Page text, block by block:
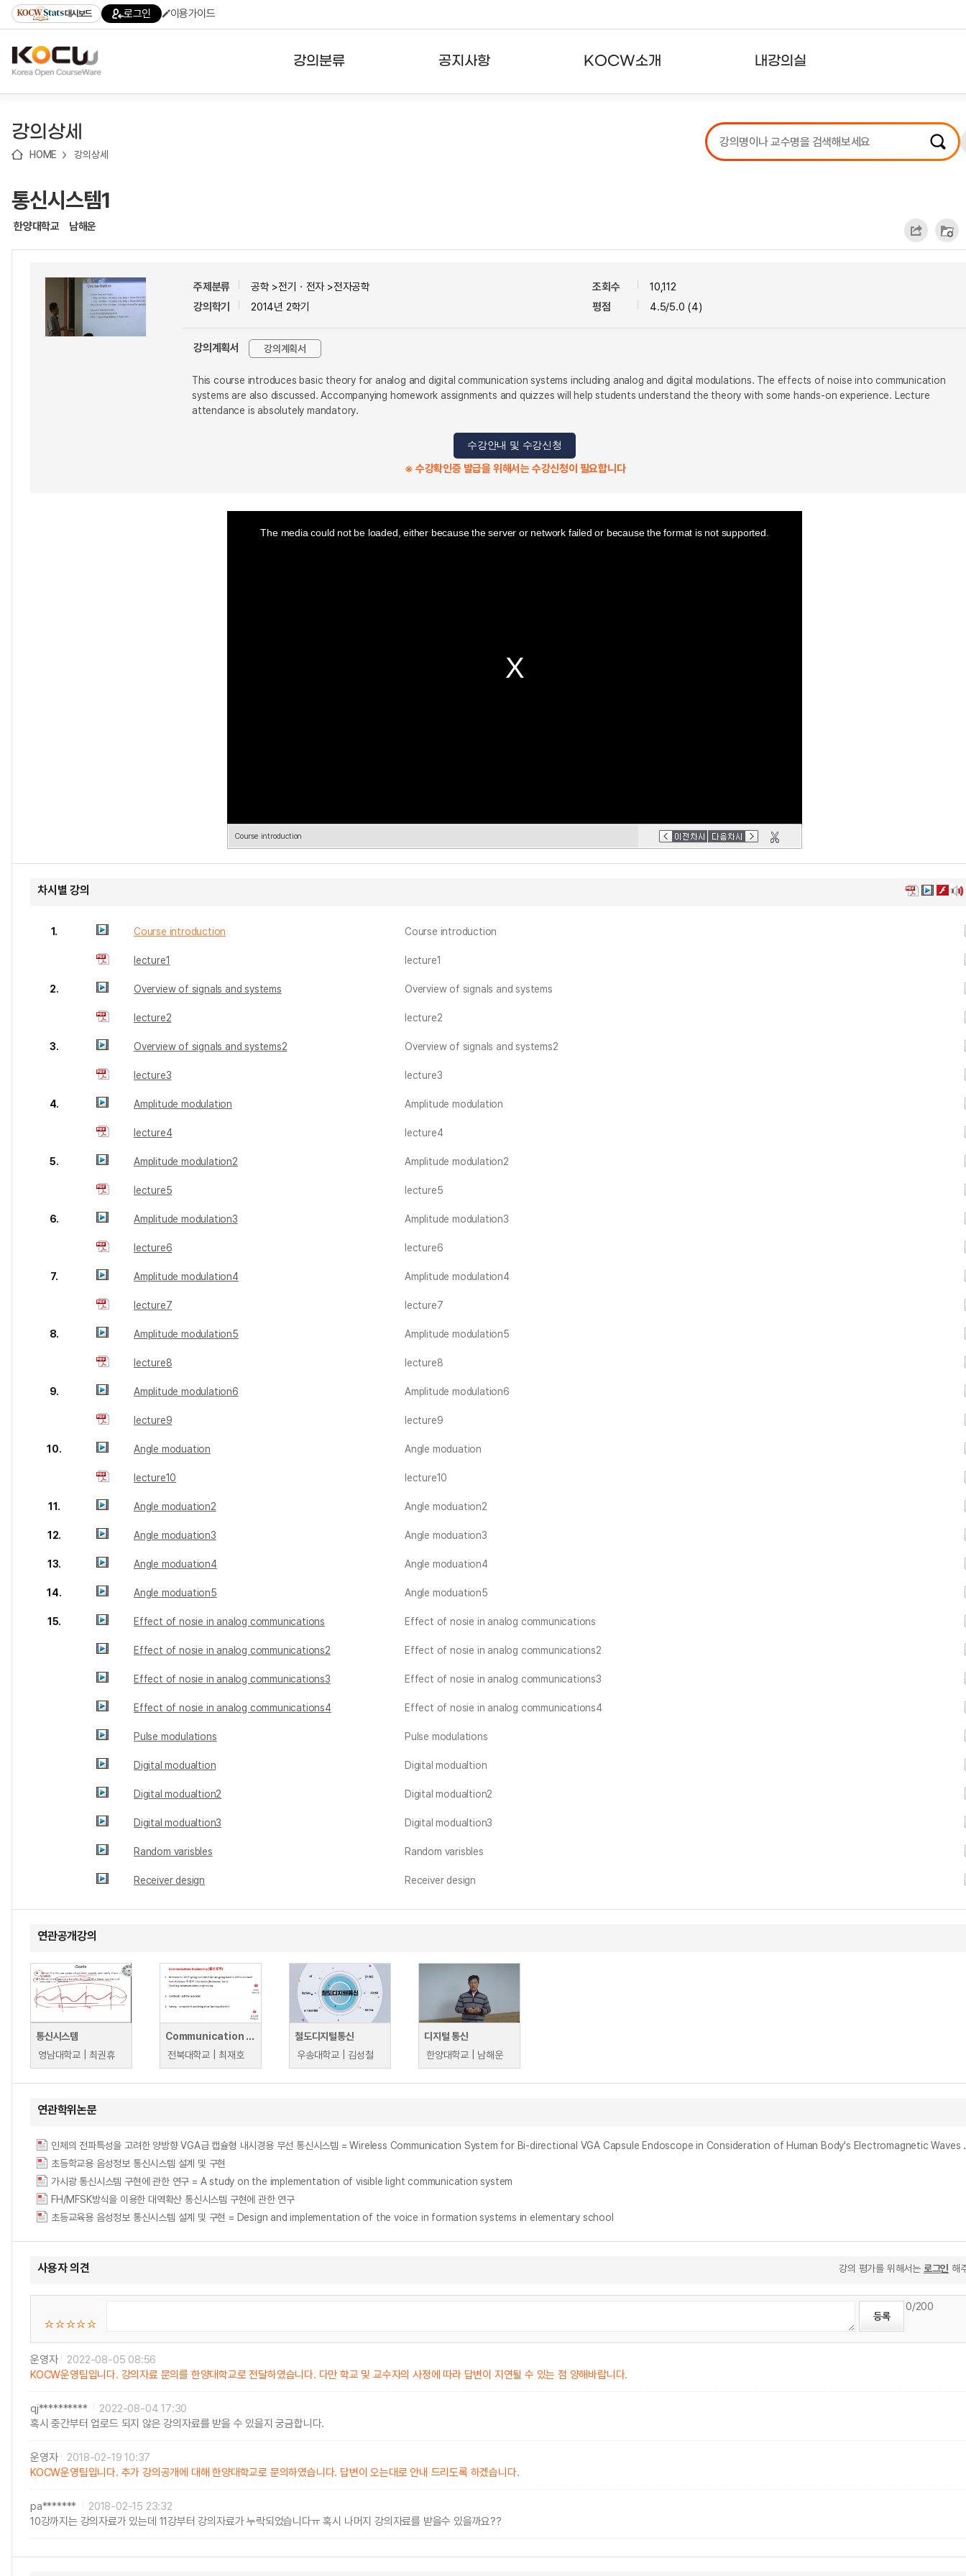
기
기
기
content)
가
대시보드 로그인 이용가이드
강의분류 공지사항 KOCW소개 내강의실
강의리스트
수강확인증강의
강의상세
HOME 강의상세
통신시스템1
한양대학교 남해운
주제분류
공학 >전기ㆍ전자 >전자공학
강의학기
2014년 2학기
조회수
10,112
평점
4.5/5.0 (4)
강의계획서 강의계획서
This course introduces basic theory for analog and digital communication systems including analog and digital modulations. The effects of noise into communication
systems are also discussed. Accompanying homework assignments and quizzes will help students understand the theory with some hands-on experience. Lecture
attendance is absolutely mandatory.
수강안내 및 수강신청
※ 수강확인증 발급을 위해서는 수강신청이 필요합니다
The media could not be loaded, either because the server or network failed or because the format is not supported.
Course introduction
차시별 강의
1. Course introduction Course introduction
lecture1 lecture1
2. Overview of signals and systems Overview of signals and systems
lecture2 lecture2
3. Overview of signals and systems2 Overview of signals and systems2
lecture3 lecture3
4. Amplitude modulation Amplitude modulation
lecture4 lecture4
5. Amplitude modulation2 Amplitude modulation2
lecture5 lecture5
6. Amplitude modulation3 Amplitude modulation3
lecture6 lecture6
7. Amplitude modulation4 Amplitude modulation4
lecture7 lecture7
8. Amplitude modulation5 Amplitude modulation5
lecture8 lecture8
9. Amplitude modulation6 Amplitude modulation6
lecture9 lecture9
10. Angle moduation Angle moduation
lecture10 lecture10
11. Angle moduation2 Angle moduation2
12. Angle moduation3 Angle moduation3
13. Angle moduation4 Angle moduation4
14. Angle moduation5 Angle moduation5
15. Effect of nosie in analog communications Effect of nosie in analog communications
Effect of nosie in analog communications2 Effect of nosie in analog communications2
Effect of nosie in analog communications3 Effect of nosie in analog communications3
Effect of nosie in analog communications4 Effect of nosie in analog communications4
Pulse modulations Pulse modulations
Digital modualtion Digital modualtion
Digital modualtion2 Digital modualtion2
Digital modualtion3 Digital modualtion3
Random varisbles Random varisbles
Receiver design Receiver design
연관공개강의
통신시스템
영남대학교 | 최권휴
Communication Systems (통신시스템)
전북대학교 | 최재호
철도디지털통신
우송대학교 | 김성철
디지털 통신
한양대학교 | 남해운
연관학위논문
인체의 전파특성을 고려한 양방향 VGA급 캡
초등학교용 음성정보 통신시스템 설계 및 구현
가시광 통신시스템 구현에 관한 연구 = A study on the implementation of visible light communication system
FH/MFSK방식을 이용한 대역확산 통신시스템 구현에 관한 연구
초등교육용 음성정보 통신시스템 설계 및 구현 = Design and implementation of the voice in formation systems in elementary school
사용자 의견 강의 평가를 위해서는 로그인 해
0/200
운영자
2022-08-05 08:56
KOCW운영팀입니다. 강의자료 문의를 한양대학교로 전달하였습니다. 다만 학교 및 교수자의 사정에 따라 답변이 지연될 수 있는 점 양해바랍니다.
qj**********
2022-08-04 17:30
혹시 중간부터 업로드 되지 않은 강의자료를 받을 수 있을지 궁금합니다.
운영자
2018-02-19 10:37
KOCW운영팀입니다. 추가 강의공개에 대해 한양대학교로 문의하였습니다. 답변이 오는대로 안내 드리도록 하겠습니다.
pa*******
2018-02-15 23:32
10강까지는 강의자료가 있는데 11강부터 강의자료가 누락되었습니다ㅠ 혹시 나머지 강의자료를 받을수 있을까요??